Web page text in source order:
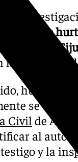
delito de
finca de
intención
huyó del
se
Civil de
al autor
y la